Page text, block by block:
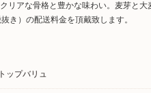
リアな骨格と豊かな味わい。麦芽と
き）の配送料金を頂戴致します。
トップバリュ